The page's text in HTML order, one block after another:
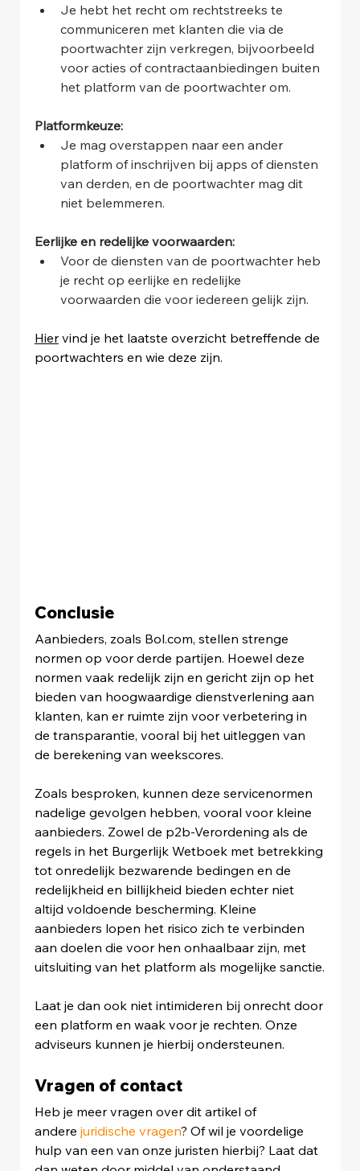
Je hebt het recht om rechtstreeks te
communiceren met klanten die via de
poortwachter zijn verkregen, bijvoorbeeld
voor acties of contractaanbiedingen buiten
het platform van de poortwachter om.
Platformkeuze:
Je mag overstappen naar een ander
platform of inschrijven bij apps of diensten
van derden, en de poortwachter mag dit
niet belemmeren.
Eerlijke en redelijke voorwaarden:
Voor de diensten van de poortwachter heb
je recht op eerlijke en redelijke
voorwaarden die voor iedereen gelijk zijn.
Hier vind je het laatste overzicht betreffende de
poortwachters en wie deze zijn.
Conclusie
Aanbieders, zoals Bol.com, stellen strenge
normen op voor derde partijen. Hoewel deze
normen vaak redelijk zijn en gericht zijn op het
bieden van hoogwaardige dienstverlening aan
klanten, kan er ruimte zijn voor verbetering in
de transparantie, vooral bij het uitleggen van
de berekening van weekscores.
Zoals besproken, kunnen deze servicenormen
nadelige gevolgen hebben, vooral voor kleine
aanbieders. Zowel de p2b-Verordening als de
regels in het Burgerlijk Wetboek met betrekking
tot onredelijk bezwarende bedingen en de
redelijkheid en billijkheid bieden echter niet
altijd voldoende bescherming. Kleine
aanbieders lopen het risico zich te verbinden
aan doelen die voor hen onhaalbaar zijn, met
uitsluiting van het platform als mogelijke sanctie.
Laat je dan ook niet intimideren bij onrecht door
een platform en waak voor je rechten. Onze
adviseurs kunnen je hierbij ondersteunen.
Vragen of contact
Heb je meer vragen over dit artikel of
andere juridische vragen? Of wil je voordelige
hulp van een van onze juristen hierbij? Laat dat